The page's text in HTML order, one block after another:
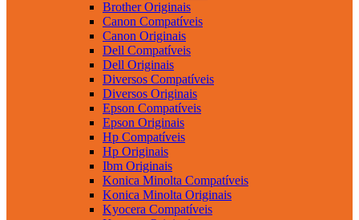
Brother Originais
Canon Compatíveis
Canon Originais
Dell Compatíveis
Dell Originais
Diversos Compatíveis
Diversos Originais
Epson Compatíveis
Epson Originais
Hp Compatíveis
Hp Originais
Ibm Originais
Konica Minolta Compatíveis
Konica Minolta Originais
Kyocera Compatíveis